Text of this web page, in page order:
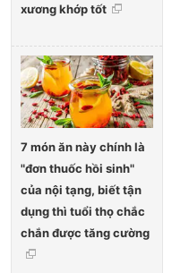
xương khớp tốt
7 món ăn này chính là
"đơn thuốc hồi sinh"
của nội tạng, biết tận
dụng thì tuổi thọ chắc
chắn được tăng cường